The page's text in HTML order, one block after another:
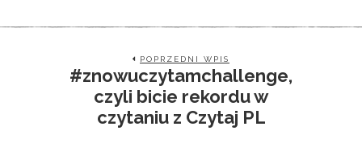
POPRZEDNI WPIS
#znowuczytamchallenge,
czyli bicie rekordu w
czytaniu z Czytaj PL